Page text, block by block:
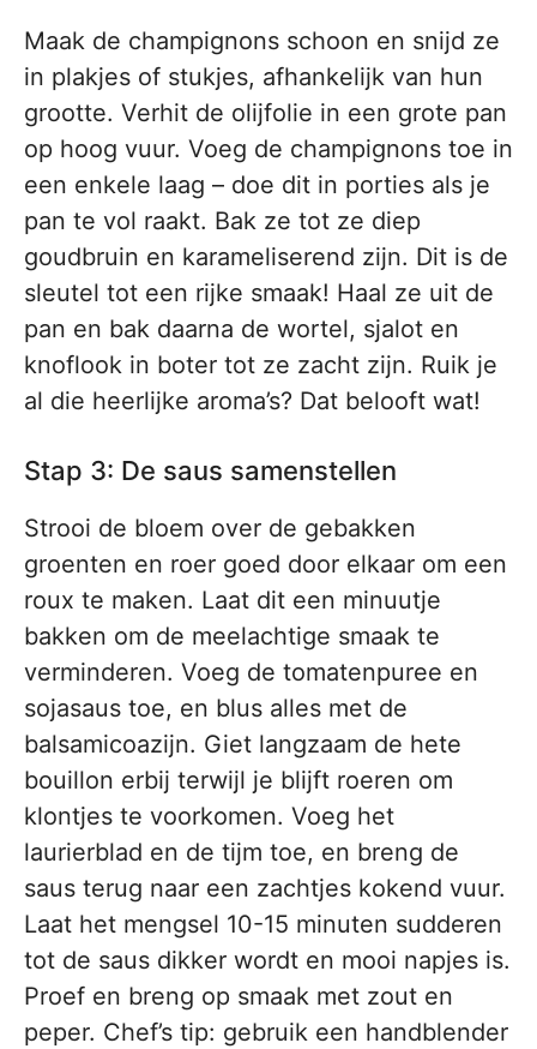
Maak de champignons schoon en snijd ze
in plakjes of stukjes, afhankelijk van hun
grootte. Verhit de olijfolie in een grote pan
op hoog vuur. Voeg de champignons toe in
een enkele laag – doe dit in porties als je
pan te vol raakt. Bak ze tot ze diep
goudbruin en karameliserend zijn. Dit is de
sleutel tot een rijke smaak! Haal ze uit de
pan en bak daarna de wortel, sjalot en
knoflook in boter tot ze zacht zijn. Ruik je
al die heerlijke aroma’s? Dat belooft wat!
Stap 3: De saus samenstellen
Strooi de bloem over de gebakken
groenten en roer goed door elkaar om een
roux te maken. Laat dit een minuutje
bakken om de meelachtige smaak te
verminderen. Voeg de tomatenpuree en
sojasaus toe, en blus alles met de
balsamicoazijn. Giet langzaam de hete
bouillon erbij terwijl je blijft roeren om
klontjes te voorkomen. Voeg het
laurierblad en de tijm toe, en breng de
saus terug naar een zachtjes kokend vuur.
Laat het mengsel 10-15 minuten sudderen
tot de saus dikker wordt en mooi napjes is.
Proef en breng op smaak met zout en
peper. Chef’s tip: gebruik een handblender